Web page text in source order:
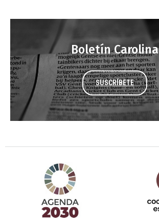
Boletín Carolina
SUSCRÍBETE